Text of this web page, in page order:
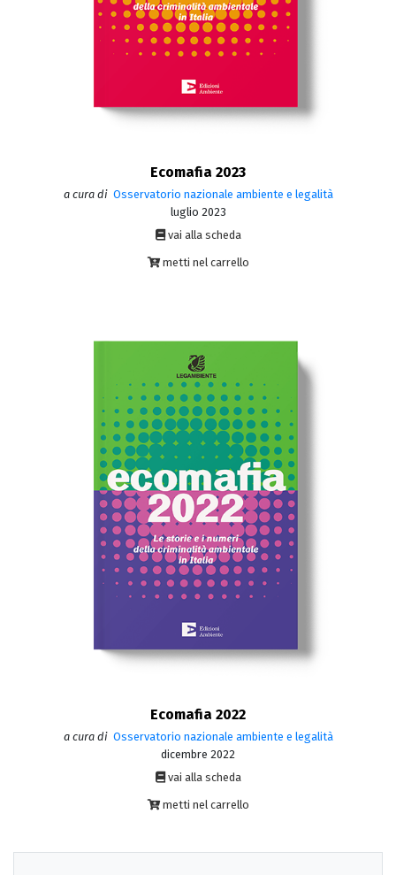
Ecomafia 2023
a cura di Osservatorio nazionale ambiente e legalità
luglio 2023
vai alla scheda
metti nel carrello
Ecomafia 2022
a cura di Osservatorio nazionale ambiente e legalità
dicembre 2022
vai alla scheda
metti nel carrello